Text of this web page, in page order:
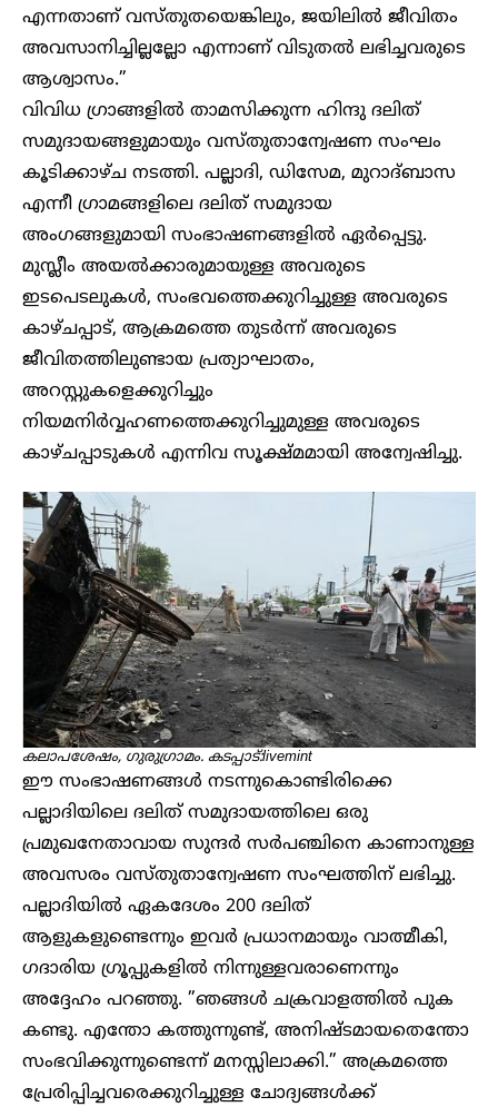
എന്നതാണ് വസ്തുതയെങ്കിലും, ജയിലിൽ ജീവിതം
അവസാനിച്ചില്ലല്ലോ എന്നാണ് വിടുതൽ ലഭിച്ചവരുടെ
ആശ്വാസം.”
വിവിധ ഗ്രാങ്ങളിൽ താമസിക്കുന്ന ഹിന്ദു ദലിത്
സമുദായങ്ങളുമായും വസ്തുതാന്വേഷണ സംഘം
കൂടിക്കാഴ്ച നടത്തി. പല്ലാദി, ഡിസേമ, മുറാദ്ബാസ
എന്നീ ഗ്രാമങ്ങളിലെ ദലിത് സമുദായ
അംഗങ്ങളുമായി സംഭാഷണങ്ങളിൽ ഏർപ്പെട്ടു.
മുസ്ലീം അയൽക്കാരുമായുള്ള അവരുടെ
ഇടപെടലുകൾ, സംഭവത്തെക്കുറിച്ചുള്ള അവരുടെ
കാഴ്ചപ്പാട്, ആക്രമത്തെ തുടർന്ന് അവരുടെ
ജീവിതത്തിലുണ്ടായ പ്രത്യാഘാതം,
അറസ്റ്റുകളെക്കുറിച്ചും
നിയമനിർവ്വഹണത്തെക്കുറിച്ചുമുള്ള അവരുടെ
കാഴ്ചപ്പാടുകൾ എന്നിവ സൂക്ഷ്മമായി അന്വേഷിച്ചു.
കലാപശേഷം, ​ഗുരു​ഗ്രാമം. കടപ്പാട്:livemint
ഈ സംഭാഷണങ്ങൾ നടന്നുകൊണ്ടിരിക്കെ
പല്ലാദിയിലെ ദലിത് സമുദായത്തിലെ ഒരു
പ്രമുഖനേതാവായ സുന്ദർ സർപഞ്ചിനെ കാണാനുള്ള
അവസരം വസ്തുതാന്വേഷണ സംഘത്തിന് ലഭിച്ചു.
പല്ലാദിയിൽ ഏകദേശം 200 ദലിത്
ആളുകളുണ്ടെന്നും ഇവർ പ്രധാനമായും വാത്മീകി,
ഗദാരിയ ഗ്രൂപ്പുകളിൽ നിന്നുള്ളവരാണെന്നും
അദ്ദേഹം പറഞ്ഞു. ”ഞങ്ങൾ ചക്രവാളത്തിൽ പുക
കണ്ടു. എന്തോ കത്തുന്നുണ്ട്, അനിഷ്ടമായതെന്തോ
സംഭവിക്കുന്നുണ്ടെന്ന് മനസ്സിലാക്കി.” അക്രമത്തെ
പ്രേരിപ്പിച്ചവരെക്കുറിച്ചുള്ള ചോദ്യങ്ങൾക്ക്